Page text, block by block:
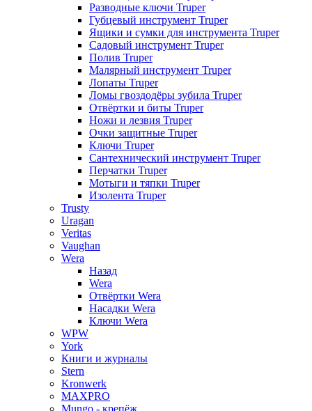
Разводные ключи Truper
Губцевый инструмент Truper
Ящики и сумки для инструмента Truper
Садовый инструмент Truper
Полив Truper
Малярный инструмент Truper
Лопаты Truper
Ломы гвоздодёры зубила Truper
Отвёртки и биты Truper
Ножи и лезвия Truper
Очки защитные Truper
Ключи Truper
Сантехнический инструмент Truper
Перчатки Truper
Мотыги и тяпки Truper
Изолента Truper
Trusty
Uragan
Veritas
Vaughan
Wera
Назад
Wera
Отвёртки Wera
Насадки Wera
Ключи Wera
WPW
York
Книги и журналы
Stern
Kronwerk
MAXPRO
Mungo - крепёж